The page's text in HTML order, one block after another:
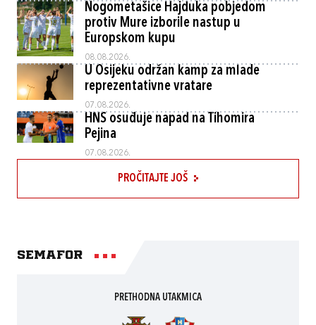
Nogometašice Hajduka pobjedom
protiv Mure izborile nastup u
Europskom kupu
08.08.2026.
U Osijeku održan kamp za mlade
reprezentativne vratare
07.08.2026.
HNS osuđuje napad na Tihomira
Pejina
07.08.2026.
PROČITAJTE JOŠ
Semafor
PRETHODNA UTAKMICA